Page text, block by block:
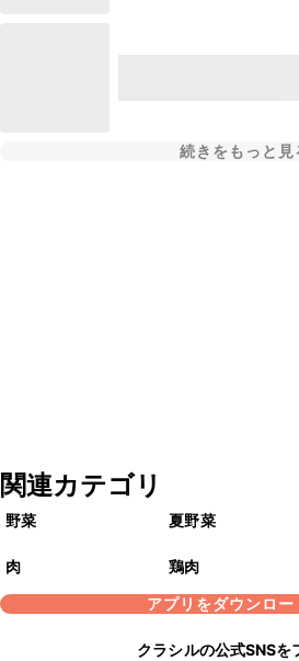
続きをもっと見
関連カテゴリ
野菜 夏野菜
肉 鶏肉
アプリをダウンロー
クラシルの公式SNSを